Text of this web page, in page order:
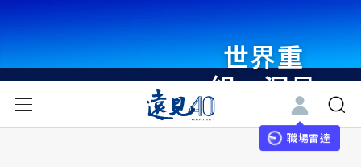
世界重
組・洞見
未來 與
世界領袖
職場雷達